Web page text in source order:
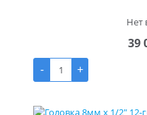
Нет
39
-
+